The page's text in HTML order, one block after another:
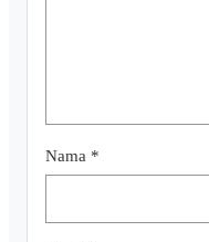
Nama *